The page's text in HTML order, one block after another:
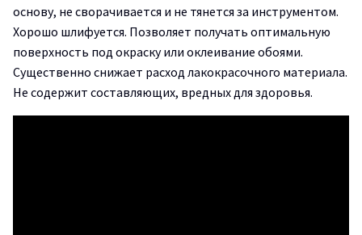
основу, не сворачивается и не тянется за инструментом.
Хорошо шлифуется. Позволяет получать оптимальную
поверхность под окраску или оклеивание обоями.
Существенно снижает расход лакокрасочного материала.
Не содержит составляющих, вредных для здоровья.